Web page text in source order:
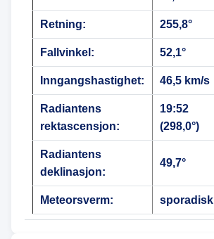
Retning: 255,8°
Fallvinkel: 52,1°
Inngangshastighet: 46,5 km/s
Radiantens
rektascensjon:
19:52
(298,0°)
Radiantens
deklinasjon:
49,7°
Meteorsverm: sporadisk